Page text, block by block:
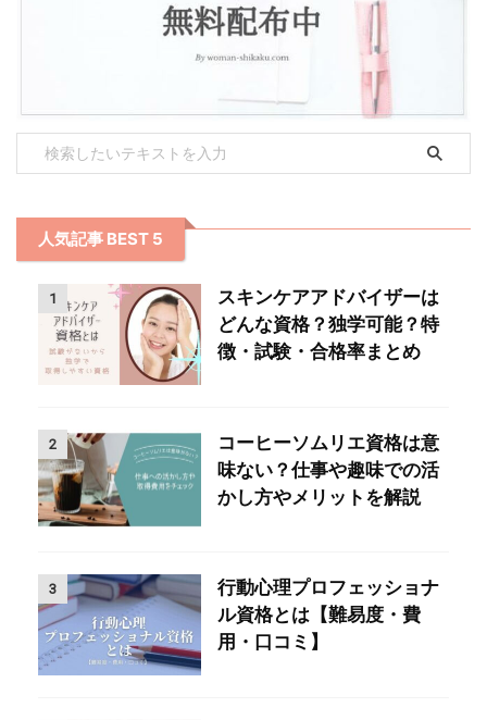
人気記事 BEST 5
1
スキンケアアドバイザーは
どんな資格？独学可能？特
徴・試験・合格率まとめ
2
コーヒーソムリエ資格は意
味ない？仕事や趣味での活
かし方やメリットを解説
3
行動心理プロフェッショナ
ル資格とは【難易度・費
用・口コミ】